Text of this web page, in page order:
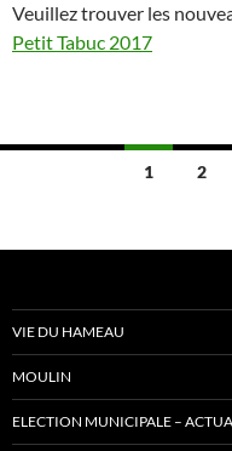
Veuillez trouver les
Petit Tabuc 2017
Navigation
articles
1 2
VIE DU HAMEAU
MOULIN
ELECTION MUNICIPALE –